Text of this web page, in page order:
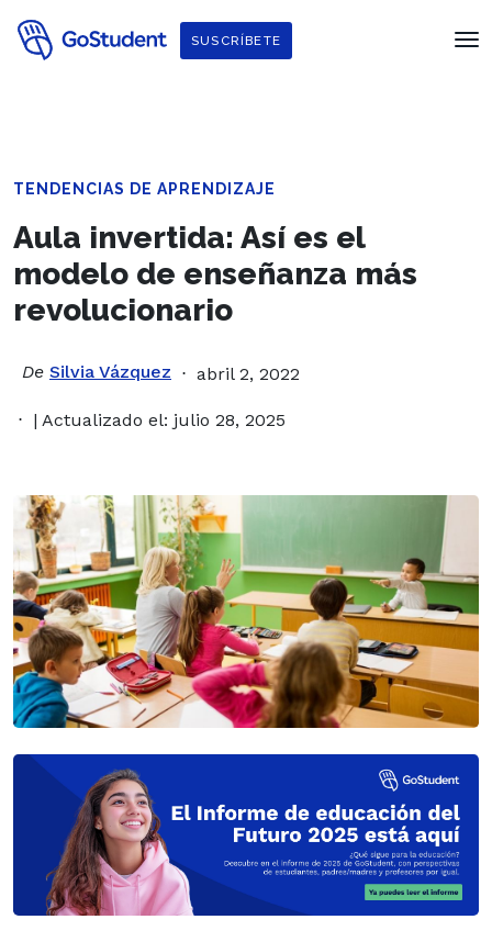
SUSCRÍBETE
TENDENCIAS DE APRENDIZAJE
Aula invertida: Así es el
modelo de enseñanza más
revolucionario
De Silvia Vázquez abril 2, 2022
| Actualizado el: julio 28, 2025